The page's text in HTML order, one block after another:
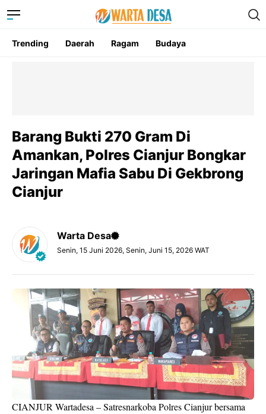
Trending Daerah Ragam Budaya
Barang Bukti 270 Gram Di
Amankan, Polres Cianjur Bongkar
Jaringan Mafia Sabu Di Gekbrong
Cianjur
Warta Desa
Senin, 15 Juni 2026, Senin, Juni 15, 2026 WAT
CIANJUR Wartadesa – Satresnarkoba Polres Cianjur bersama